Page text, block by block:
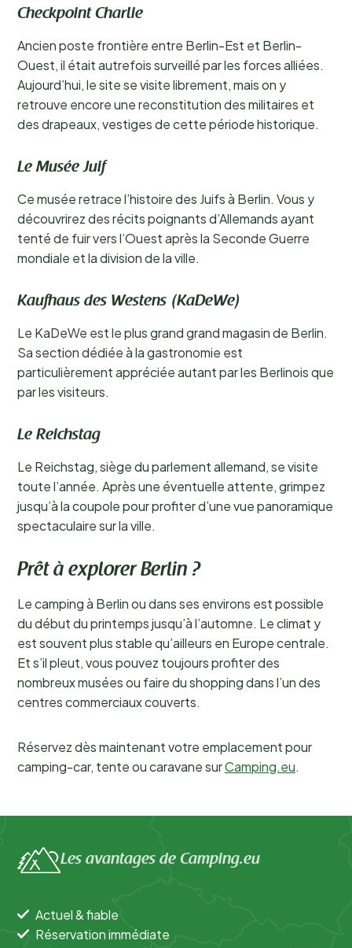
Checkpoint Charlie
Ancien poste frontière entre Berlin-Est et Berlin-
Ouest, il était autrefois surveillé par les forces alliées.
Aujourd’hui, le site se visite librement, mais on y
retrouve encore une reconstitution des militaires et
des drapeaux, vestiges de cette période historique.
Le Musée Juif
Ce musée retrace l’histoire des Juifs à Berlin. Vous y
découvrirez des récits poignants d’Allemands ayant
tenté de fuir vers l’Ouest après la Seconde Guerre
mondiale et la division de la ville.
Kaufhaus des Westens (KaDeWe)
Le KaDeWe est le plus grand grand magasin de Berlin.
Sa section dédiée à la gastronomie est
particulièrement appréciée autant par les Berlinois que
par les visiteurs.
Le Reichstag
Le Reichstag, siège du parlement allemand, se visite
toute l’année. Après une éventuelle attente, grimpez
jusqu’à la coupole pour profiter d’une vue panoramique
spectaculaire sur la ville.
Prêt à explorer Berlin ?
Le camping à Berlin ou dans ses environs est possible
du début du printemps jusqu’à l’automne. Le climat y
est souvent plus stable qu’ailleurs en Europe centrale.
Et s’il pleut, vous pouvez toujours profiter des
nombreux musées ou faire du shopping dans l’un des
centres commerciaux couverts.
Réservez dès maintenant votre emplacement pour
camping-car, tente ou caravane surCamping.eu.
Les avantages de Camping.eu
Actuel & fiable
Réservation immédiate